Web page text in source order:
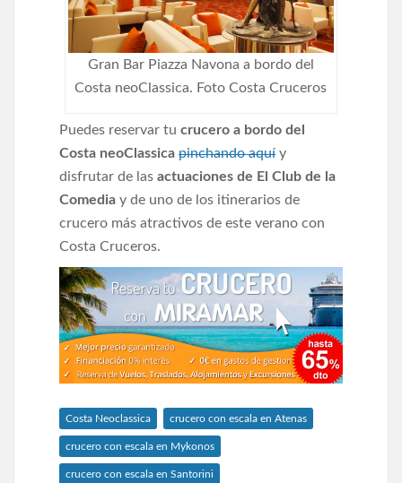
Gran Bar Piazza Navona a bordo del
Costa neoClassica. Foto Costa Cruceros
Puedes reservar tu crucero a bordo del
Costa neoClassica pinchando aquí y
disfrutar de las actuaciones de El Club de la
Comedia y de uno de los itinerarios de
crucero más atractivos de este verano con
Costa Cruceros.
Costa Neoclassica crucero con escala en Atenas
crucero con escala en Mykonos
crucero con escala en Santorini